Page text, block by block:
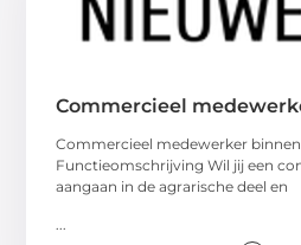
Commercieel
Commercieel medewerker
Functieomschrijving Wil jij een
aangaan in de agrarische deel en
...